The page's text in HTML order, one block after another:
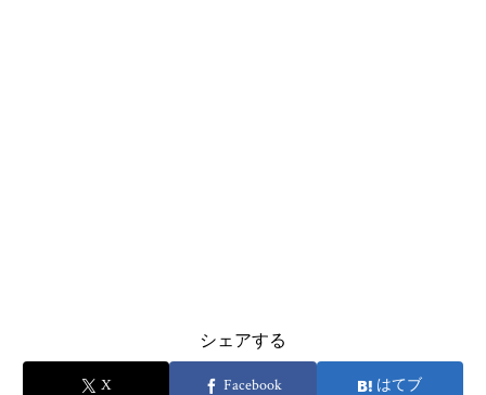
シェアする
X Facebook はてブ